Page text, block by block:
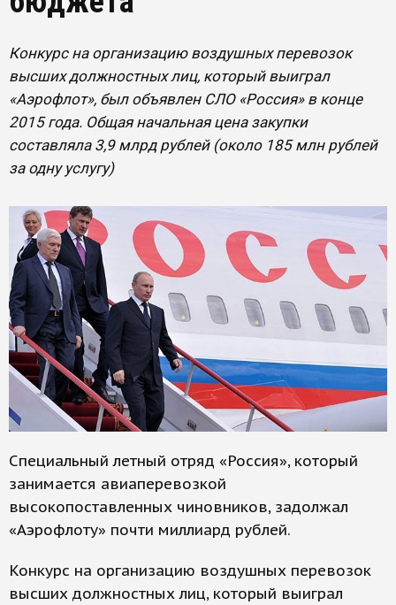
Конкурс на организацию воздушных перевозок
высших должностных лиц, который выиграл
«Аэрофлот», был объявлен СЛО «Россия» в конце
2015 года. Общая начальная цена закупки
составляла 3,9 млрд рублей (около 185 млн рублей
за одну услугу)
Специальный летный отряд «Россия», который
занимается авиаперевозкой
высокопоставленных чиновников, задолжал
«Аэрофлоту» почти миллиард рублей.
Конкурс на организацию воздушных перевозок
высших должностных лиц, который выиграл